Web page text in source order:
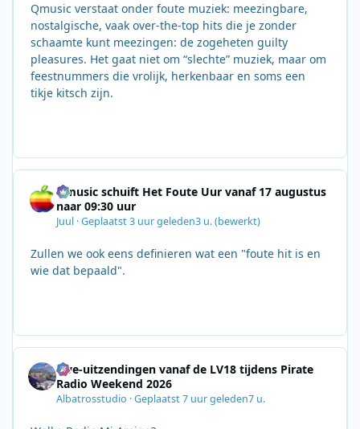
Qmusic verstaat onder foute muziek: meezingbare,
nostalgische, vaak over‑the‑top hits die je zonder
schaamte kunt meezingen: de zogeheten guilty
pleasures. Het gaat niet om “slechte” muziek, maar om
feestnummers die vrolijk, herkenbaar en soms een
tikje kitsch zijn.
Qmusic schuift Het Foute Uur vanaf 17 augustus
naar 09:30 uur
Juul ·Geplaatst3 uur geleden3 u.(bewerkt)
Zullen we ook eens definieren wat een "foute hit is en
wie dat bepaald".
Live-uitzendingen vanaf de LV18 tijdens Pirate
Radio Weekend 2026
Albatrosstudio ·Geplaatst7 uur geleden7 u.